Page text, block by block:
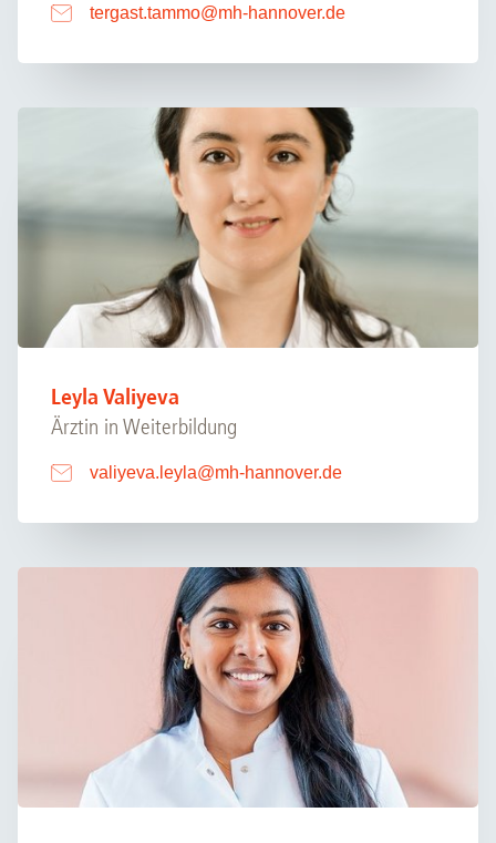
tergast.tammo@mh-hannover.de
Leyla Valiyeva
Ärztin in Weiterbildung
valiyeva.leyla@mh-hannover.de